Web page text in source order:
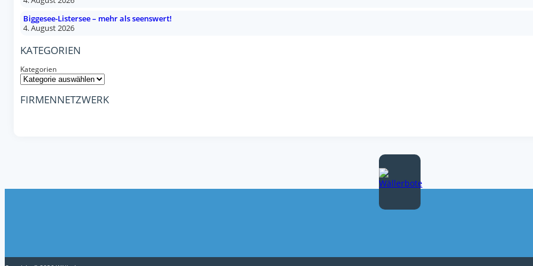
Biggesee-Listersee – mehr als seenswert!
4. August 2026
KATEGORIEN
Kategorien
FIRMENNETZWERK